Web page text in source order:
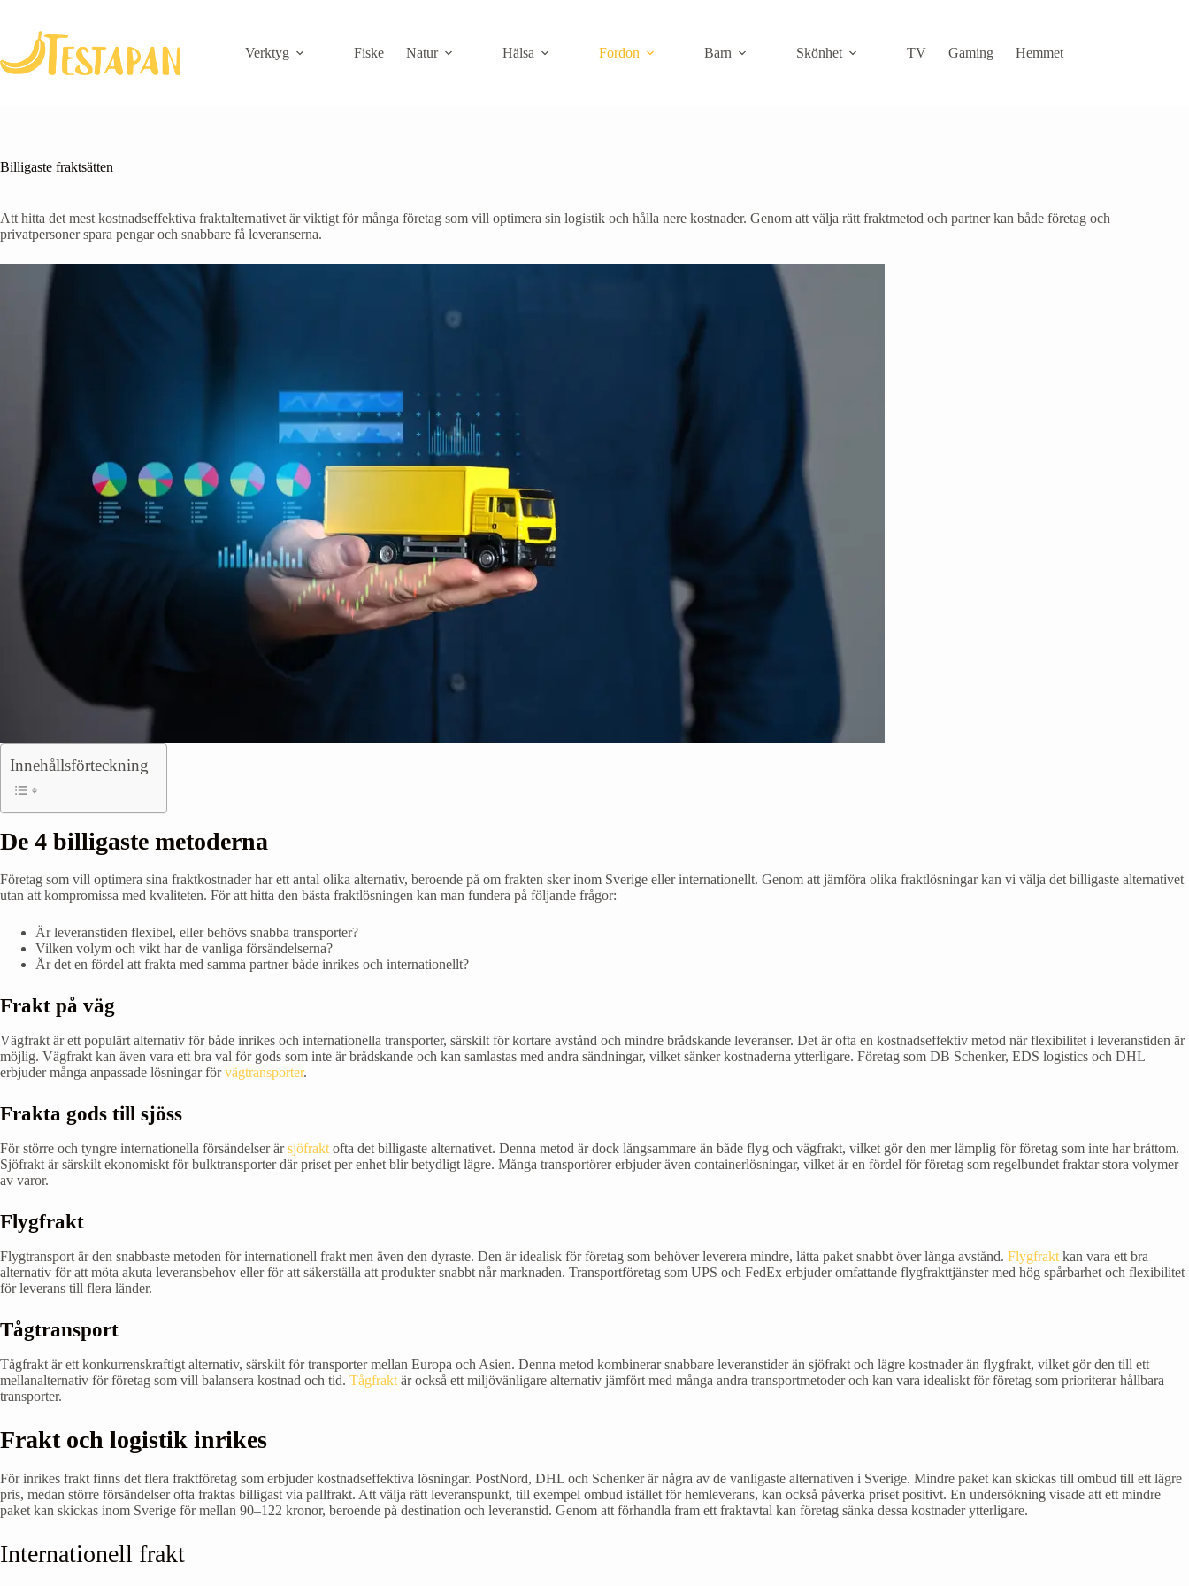
content
Verktyg
Fiske Natur Hälsa Fordon Barn Skönhet TV Gaming Hemmet
Billigaste fraktsätten
Att hitta det mest kostnadseffektiva fraktalternativet är viktigt för många företag som vill optimera sin logistik och hålla nere kostnader. Genom att välja rätt fraktmetod och partner kan både företag och
privatpersoner spara pengar och snabbare få leveranserna.
Innehållsförteckning
De 4 billigaste metoderna
Företag som vill optimera sina fraktkostnader har ett antal olika alternativ, beroende på om frakten sker inom Sverige eller internationellt. Genom att jämföra olika fraktlösningar kan vi välja det billigaste alternativet
utan att kompromissa med kvaliteten. För att hitta den bästa fraktlösningen kan man fundera på följande frågor:
Är leveranstiden flexibel, eller behövs snabba transporter?
Vilken volym och vikt har de vanliga försändelserna?
Är det en fördel att frakta med samma partner både inrikes och internationellt?
Frakt på väg
Vägfrakt är ett populärt alternativ för både inrikes och internationella transporter, särskilt för kortare avstånd och mindre brådskande leveranser. Det är ofta en kostnadseffektiv metod när flexibilitet i leveranstiden är
möjlig. Vägfrakt kan även vara ett bra val för gods som inte är brådskande och kan samlastas med andra sändningar, vilket sänker kostnaderna ytterligare. Företag som DB Schenker, EDS logistics och DHL
erbjuder många anpassade lösningar förvägtransporter.
Frakta gods till sjöss
För större och tyngre internationella försändelser ärsjöfrakt ofta det billigaste alternativet. Denna metod är dock långsammare än både flyg och vägfrakt, vilket gör den mer lämplig för företag som inte har bråttom.
Sjöfrakt är särskilt ekonomiskt för bulktransporter där priset per enhet blir betydligt lägre. Många transportörer erbjuder även containerlösningar, vilket är en fördel för företag som regelbundet fraktar stora volymer
av varor.
Flygfrakt
Flygtransport är den snabbaste metoden för internationell frakt men även den dyraste. Den är idealisk för företag som behöver leverera mindre, lätta paket snabbt över långa avstånd. Flygfrakt kan vara ett bra
alternativ för att möta akuta leveransbehov eller för att säkerställa att produkter snabbt når marknaden. Transportföretag som UPS och FedEx erbjuder omfattande flygfrakttjänster med hög spårbarhet och flexibilitet
för leverans till flera länder.
Tågtransport
Tågfrakt är ett konkurrenskraftigt alternativ, särskilt för transporter mellan Europa och Asien. Denna metod kombinerar snabbare leveranstider än sjöfrakt och lägre kostnader än flygfrakt, vilket gör den till ett
mellanalternativ för företag som vill balansera kostnad och tid. Tågfrakt är också ett miljövänligare alternativ jämfört med många andra transportmetoder och kan vara idealiskt för företag som prioriterar hållbara
transporter.
Frakt och logistik inrikes
För inrikes frakt finns det flera fraktföretag som erbjuder kostnadseffektiva lösningar. PostNord, DHL och Schenker är några av de vanligaste alternativen i Sverige. Mindre paket kan skickas till ombud till ett lägre
pris, medan större försändelser ofta fraktas billigast via pallfrakt. Att välja rätt leveranspunkt, till exempel ombud istället för hemleverans, kan också påverka priset positivt. En undersökning visade att ett mindre
paket kan skickas inom Sverige för mellan 90–122 kronor, beroende på destination och leveranstid. Genom att förhandla fram ett fraktavtal kan företag sänka dessa kostnader ytterligare.
Internationell frakt